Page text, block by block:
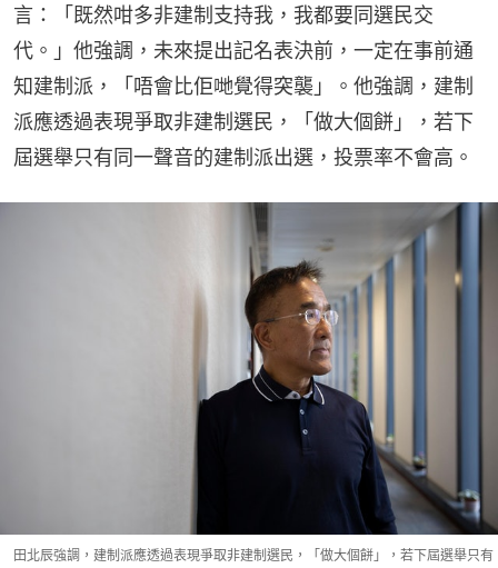
言：「既然咁多非建制支持我，我都要同選民交
代。」他強調，未來提出記名表決前，一定在事前通
知建制派，「唔會比佢哋覺得突襲」。他強調，建制
派應透過表現爭取非建制選民，「做大個餅」，若下
屆選舉只有同一聲音的建制派出選，投票率不會高。
田北辰強調，建制派應透過表現爭取非建制選民，「做大個餅」，若下屆選舉只有